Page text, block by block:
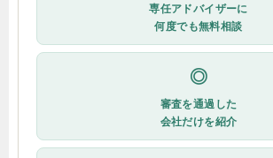
専任アドバイザーに
何度でも無料相談
◎
審査を通過した
会社だけを紹介